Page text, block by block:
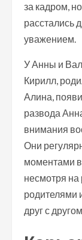
за кадром,
расстались
уважением.
У Анны и
Кирилл,
Алина,
развода
внимания
Они
моментами в
несмотря
родителями
друг с